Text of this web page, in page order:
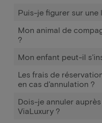
Puis-je figurer sur une
Mon animal de
?
Mon enfant peut-il
Les frais de
en cas d'annulation ?
Dois-je annuler
ViaLuxury ?